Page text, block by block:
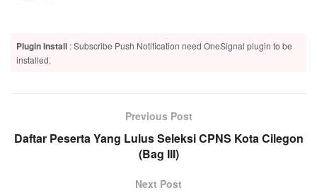
Plugin Install : Subscribe Push Notification need OneSignal plugin to be
installed.
Previous Post
Daftar Peserta Yang Lulus Seleksi CPNS Kota Cilegon
(Bag III)
Next Post